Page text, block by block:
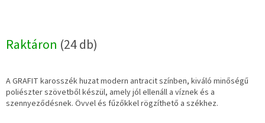
Raktáron (24 db)
A GRAFIT karosszék huzat modern antracit színben, kiváló minőségű
poliészter szövetből készül, amely jól ellenáll a víznek és a
szennyeződésnek. Övvel és fűzőkkel rögzíthető a székhez.